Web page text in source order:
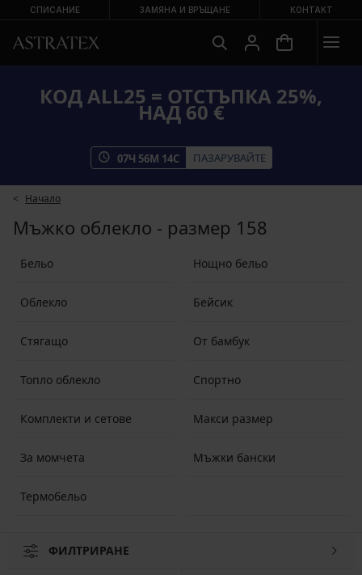
СПИСАНИЕ ЗАМЯНА И ВРЪЩАНЕ КОНТАКТ
КОД ALL25 = ОТСТЪПКА 25%,
НАД 60 €
07Ч 56М 14С ПАЗАРУВАЙТЕ
Начало
Мъжко облекло - размер 158
Бельо Нощно бельо
Облекло Бейсик
Стягащо От бамбук
Топло облекло Спортно
Комплекти и сетове Макси размер
За момчета Мъжки бански
Термобельо
ФИЛТРИРАНЕ